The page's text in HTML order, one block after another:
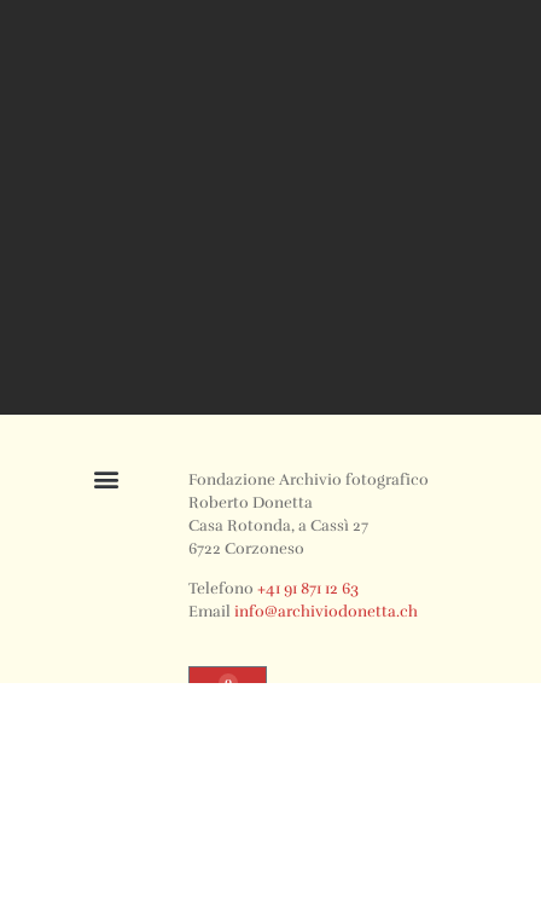
Fondazione Archivio fotografico
Roberto Donetta
Casa Rotonda, a Cassì 27
6722 Corzoneso
Telefono+41 91 871 12 63
Emailinfo@archiviodonetta.ch
0